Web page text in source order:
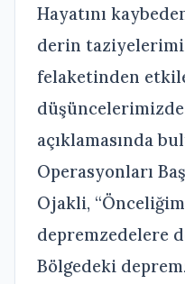
Hayatını
derin
felaketinden
açıklamasında
Operasyonları
Ojakli,
depremzedelere
Bölgedeki